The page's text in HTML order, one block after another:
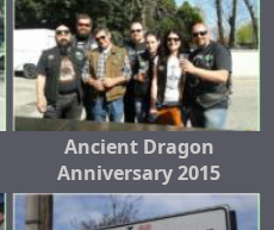
Ancient Dragon
Anniversary 2015